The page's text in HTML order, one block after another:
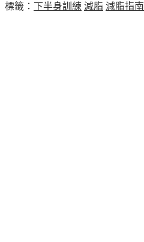
標籤： 下半身訓練 減脂 減脂指南